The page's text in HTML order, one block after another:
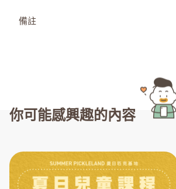
備註
你可能感興趣的內容